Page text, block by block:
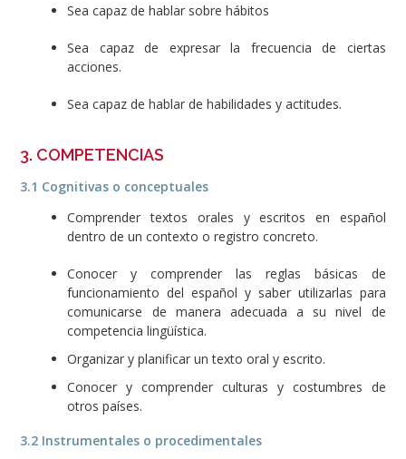
Sea capaz de hablar sobre hábitos
Sea capaz de expresar la frecuencia de ciertas
acciones.
Sea capaz de hablar de habilidades y actitudes.
3. COMPETENCIAS
3.1 Cognitivas o conceptuales
Comprender textos orales y escritos en español
dentro de un contexto o registro concreto.
Conocer y comprender las reglas básicas de
funcionamiento del español y saber utilizarlas para
comunicarse de manera adecuada a su nivel de
competencia lingüística.
Organizar y planificar un texto oral y escrito.
Conocer y comprender culturas y costumbres de
otros países.
3.2 Instrumentales o procedimentales